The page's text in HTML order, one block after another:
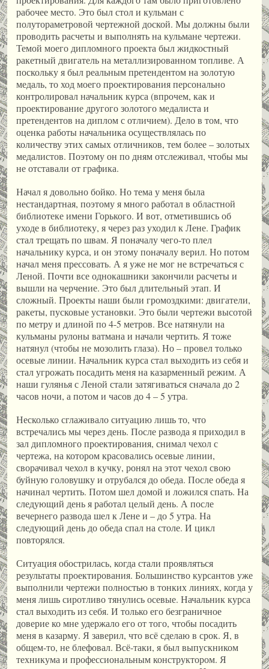
рабочее место. Это был стол и кульман с
полутораметровой чертежной доской. Мы должны были
проводить расчеты и выполнять на кульмане чертежи.
Темой моего дипломного проекта был жидкостный
ракетный двигатель на металлизированном топливе. А
поскольку я был реальным претендентом на золотую
медаль, то ход моего проектирования персонально
контролировал начальник курса (впрочем, как и
проектирование другого золотого медалиста и
претендентов на диплом с отличием). Дело в том, что
оценка работы начальника осуществлялась по
количеству этих самых отличников, тем более – золотых
медалистов. Поэтому он по дням отслеживал, чтобы мы
не отставали от графика.
Начал я довольно бойко. Но тема у меня была
нестандартная, поэтому я много работал в областной
библиотеке имени Горького. И вот, отметившись об
уходе в библиотеку, я через раз уходил к Лене. График
стал трещать по швам. Я поначалу чего-то плел
начальнику курса, и он этому поначалу верил. Но потом
начал меня прессовать. А я уже не мог не встречаться с
Леной. Почти все однокашники закончили расчеты и
вышли на черчение. Это был длительный этап. И
сложный. Проекты наши были громоздкими: двигатели,
ракеты, пусковые установки. Это были чертежи высотой
по метру и длиной по 4-5 метров. Все натянули на
кульманы рулоны ватмана и начали чертить. Я тоже
натянул (чтобы не мозолить глаза). Но – провел только
осевые линии. Начальник курса стал выходить из себя и
стал угрожать посадить меня на казарменный режим. А
наши гулянья с Леной стали затягиваться сначала до 2
часов ночи, а потом и часов до 4 – 5 утра.
Несколько сглаживало ситуацию лишь то, что
встречались мы через день. После развода я приходил в
зал дипломного проектирования, снимал чехол с
чертежа, на котором красовались осевые линии,
сворачивал чехол в кучку, ронял на этот чехол свою
буйную головушку и отрубался до обеда. После обеда я
начинал чертить. Потом шел домой и ложился спать. На
следующий день я работал целый день. А после
вечернего развода шел к Лене и – до 5 утра. На
следующий день до обеда спал на столе. И цикл
повторялся.
Ситуация обострилась, когда стали проявляться
результаты проектирования. Большинство курсантов уже
выполнили чертежи полностью в тонких линиях, когда у
меня лишь сиротливо тянулись осевые. Начальник курса
стал выходить из себя. И только его безграничное
доверие ко мне удержало его от того, чтобы посадить
меня в казарму. Я заверил, что всё сделаю в срок. Я, в
общем-то, не блефовал. Всё-таки, я был выпускником
техникума и профессиональным конструктором. Я